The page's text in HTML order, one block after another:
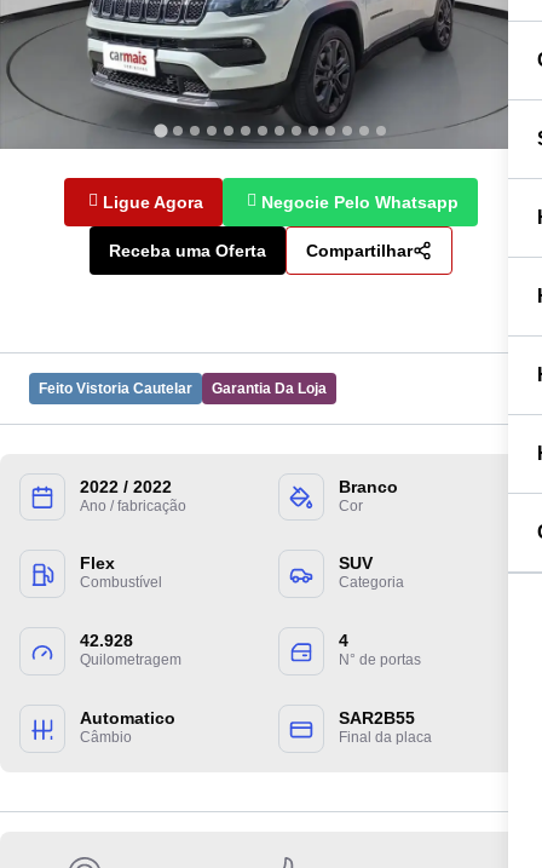
Feito Vistoria Cautelar Garantia Da Loja
2022 / 2022
Ano / fabricação
Branco
Cor
Flex
Combustível
SUV
Categoria
42.928
Quilometragem
4
N° de portas
Automatico
Câmbio
SAR2B55
Final da placa
Ligue Agora Negocie Pelo Whatsapp
Receba uma Oferta Compartilhar
Preencha suas informações para entrarmos
em contato.